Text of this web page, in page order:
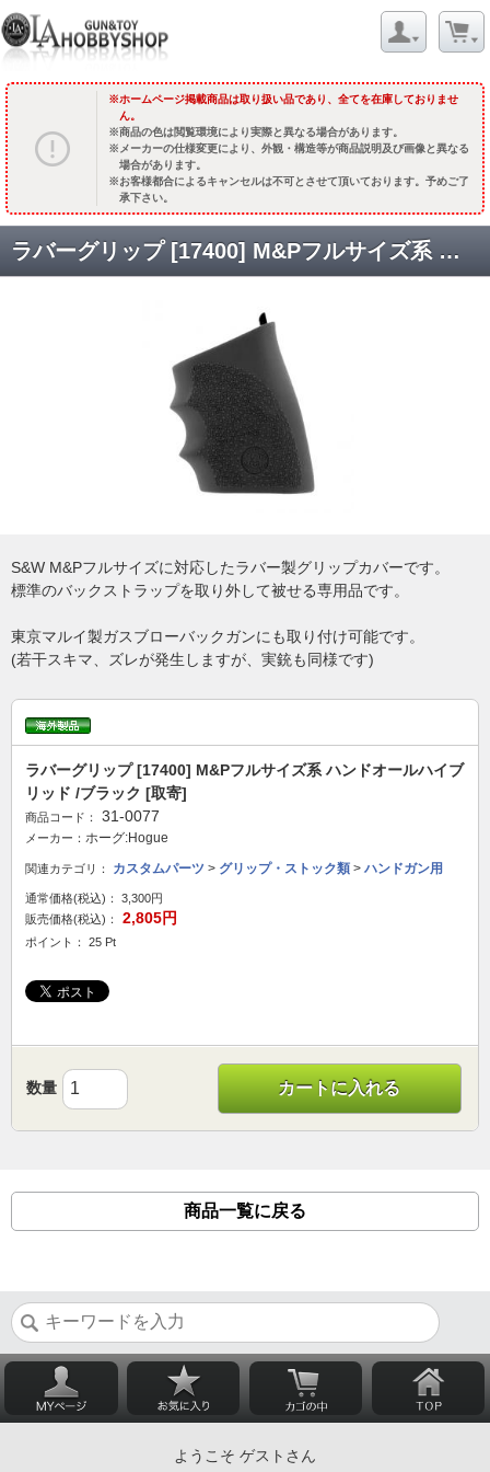
ホームページ掲載商品は取り扱い品であり、全てを在庫しておりませ
ん。
商品の色は閲覧環境により実際と異なる場合があります。
メーカーの仕様変更により、外観・構造等が商品説明及び画像と異なる
場合があります。
お客様都合によるキャンセルは不可とさせて頂いております。予めご了
承下さい。
ラバーグリップ [17400] M&Pフルサイズ系 ハンドオールハイブリッド /ブラック [取寄]
S&W M&Pフルサイズに対応したラバー製グリップカバーです。
標準のバックストラップを取り外して被せる専用品です。
東京マルイ製ガスブローバックガンにも取り付け可能です。
(若干スキマ、ズレが発生しますが、実銃も同様です)
ラバーグリップ [17400] M&Pフルサイズ系 ハンドオールハイブ
リッド /ブラック [取寄]
商品コード： 31-0077
メーカー： ホーグ:Hogue
関連カテゴリ： カスタムパーツ > グリップ・ストック類 > ハンドガン用
通常価格(税込)：
3,300円
販売価格(税込)：
2,805円
ポイント： 25 Pt
数量 カートに入れる
商品一覧に戻る
ようこそ ゲストさん